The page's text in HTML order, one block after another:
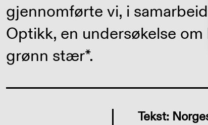
gjennomførte vi, i
Optikk, en undersøkelse
grønn stær*.
Tekst: